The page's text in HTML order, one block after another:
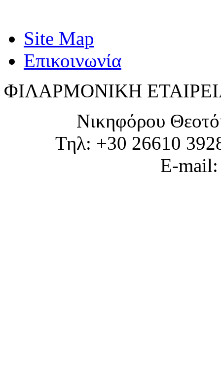
Site Map
Επικοινωνία
ΦΙΛΑΡΜΟΝΙΚΗ
Νικηφόρου
Τηλ: +30 26610
E-